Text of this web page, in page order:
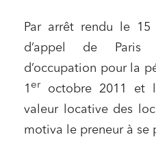
Par arrêt rendu le
d’appel de Paris
d’occupation pour la
1 er octobre 2011 et
valeur locative des
motiva le preneur à se